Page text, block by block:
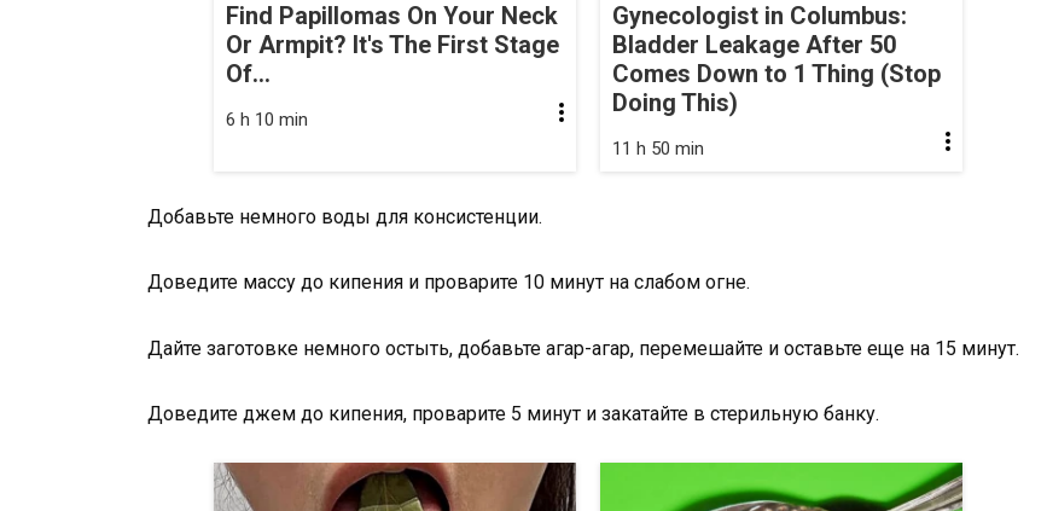
Find Papillomas On Your Neck
Or Armpit? It's The First Stage
Of...
6 h 10 min
Gynecologist in Columbus:
Bladder Leakage After 50
Comes Down to 1 Thing (Stop
Doing This)
11 h 50 min
Добавьте немного воды для консистенции.
Доведите массу до кипения и проварите 10 минут на слабом огне.
Дайте заготовке немного остыть, добавьте агар-агар, перемешайте и оставьте еще на 15 минут.
Доведите джем до кипения, проварите 5 минут и закатайте в стерильную банку.